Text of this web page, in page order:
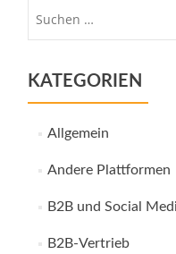
KATEGORIEN
Allgemein
Andere Plattformen
B2B und Social
B2B-Vertrieb